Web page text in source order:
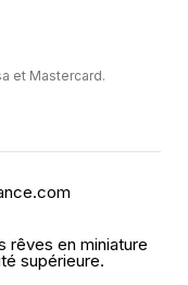
et Mastercard.
rêves en miniature
supérieure.